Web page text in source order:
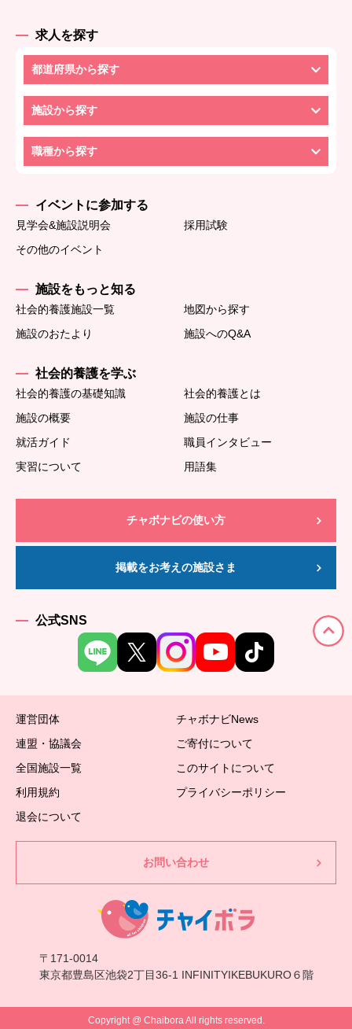
求人を探す
都道府県から探す
施設から探す
職種から探す
イベントに参加する
見学会&施設説明会
採用試験
その他のイベント
施設をもっと知る
社会的養護施設一覧
地図から探す
施設のおたより
施設へのQ&A
社会的養護を学ぶ
社会的養護の基礎知識
社会的養護とは
施設の概要
施設の仕事
就活ガイド
職員インタビュー
実習について
用語集
チャボナビの使い方
掲載をお考えの施設さま
公式SNS
運営団体
チャボナビNews
連盟・協議会
ご寄付について
全国施設一覧
このサイトについて
利用規約
プライバシーポリシー
退会について
お問い合わせ
〒171-0014
東京都豊島区池袋2丁目36-1 INFINITYIKEBUKURO６階
Copyright @ Chaibora All rights reserved.